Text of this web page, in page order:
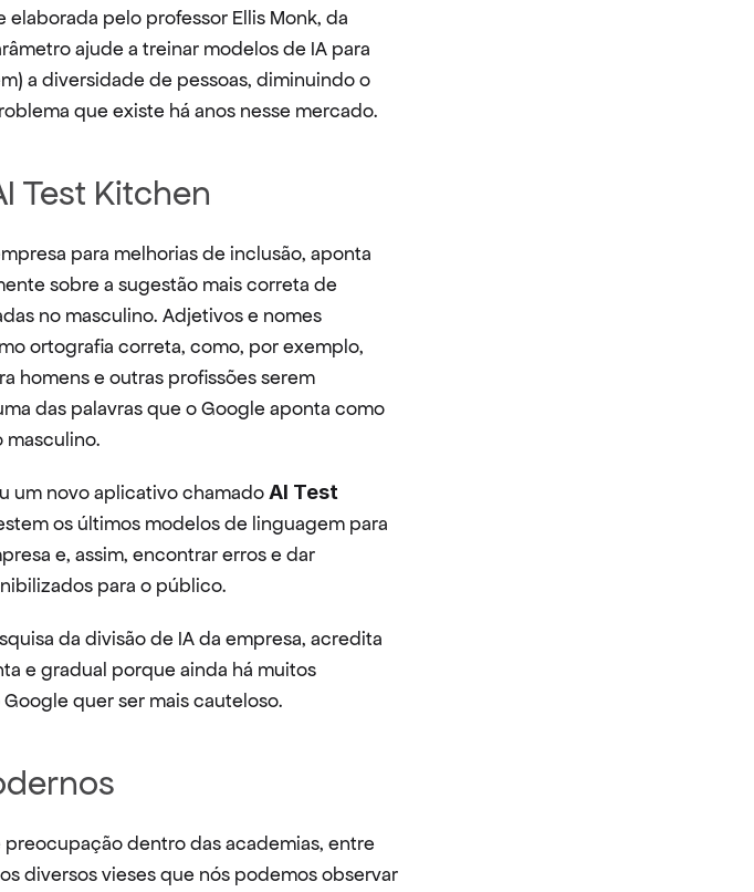
elaborada pelo professor Ellis Monk, da
ajude a treinar modelos de IA para
a diversidade de pessoas, diminuindo o
que existe há anos nesse mercado.
Test Kitchen
para melhorias de inclusão, aponta
sobre a sugestão mais correta de
no masculino. Adjetivos e nomes
ortografia correta, como, por exemplo,
homens e outras profissões serem
das palavras que o Google aponta como
masculino.
um novo aplicativo chamado AI Test
os últimos modelos de linguagem para
e, assim, encontrar erros e dar
para o público.
da divisão de IA da empresa, acredita
e gradual porque ainda há muitos
quer ser mais cauteloso.
dentro das academias, entre
diversos vieses que nós podemos observar